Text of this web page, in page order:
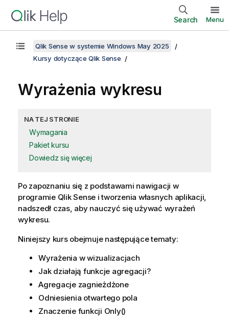
Search Menu
Qlik Sense w systemie Windows May 2025
Kursy dotyczące Qlik Sense
Wyrażenia wykresu
NA TEJ STRONIE
Wymagania
Pakiet kursu
Dowiedz się więcej
Po zapoznaniu się z podstawami nawigacji w
programie Qlik Sense i tworzenia własnych aplikacji,
nadszedł czas, aby nauczyć się używać wyrażeń
wykresu.
Niniejszy kurs obejmuje następujące tematy:
Wyrażenia w wizualizacjach
Jak działają funkcje agregacji?
Agregacje zagnieżdżone
Odniesienia otwartego pola
Znaczenie funkcji Only()